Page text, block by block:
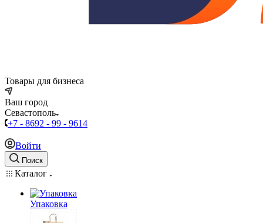
Товары для бизнеса
Ваш город
Севастополь
+7 - 8692 - 99 - 9614
Войти
Поиск
Каталог
Упаковка